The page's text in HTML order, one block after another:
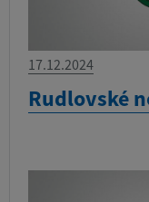
17.12.2024
Rudlovské